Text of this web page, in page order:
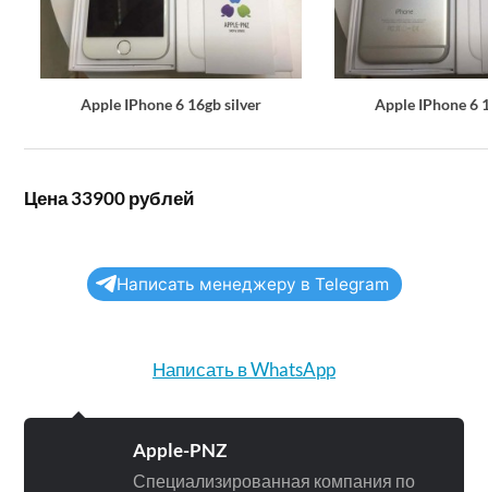
Apple IPhone 6 16gb silver Apple IPhone 6
Цена 33900 рублей
Написать менеджеру в Telegram
Написать в WhatsApp
Apple-PNZ
Специализированная компания по